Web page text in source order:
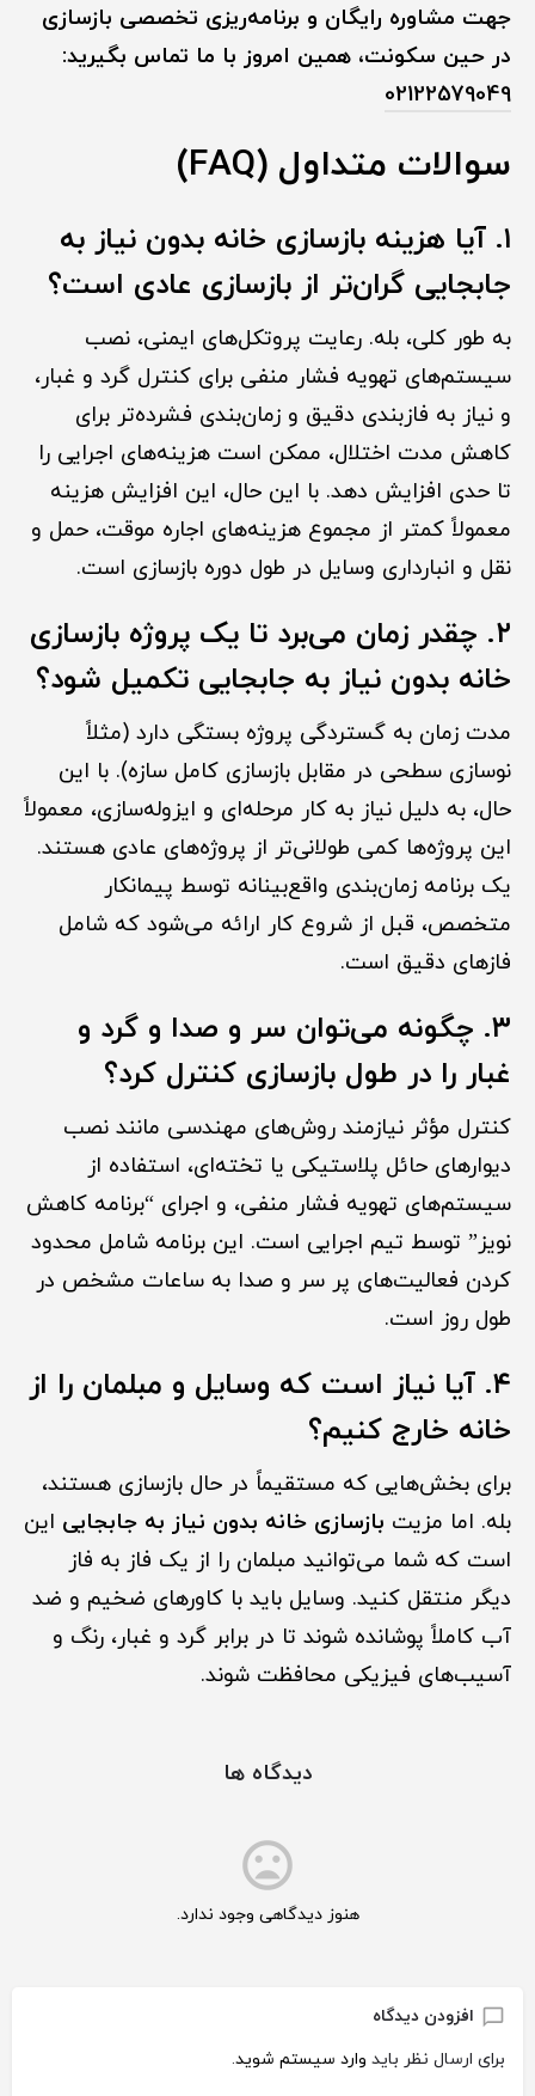
جهت مشاوره رایگان و برنامه‌ریزی تخصصی بازسازی
در حین سکونت، همین امروز با ما تماس بگیرید:
02122579049
سوالات متداول (FAQ)
۱. آیا هزینه بازسازی خانه بدون نیاز به
جابجایی گران‌تر از بازسازی عادی است؟
به طور کلی، بله. رعایت پروتکل‌های ایمنی، نصب
سیستم‌های تهویه فشار منفی برای کنترل گرد و غبار،
و نیاز به فازبندی دقیق و زمان‌بندی فشرده‌تر برای
کاهش مدت اختلال، ممکن است هزینه‌های اجرایی را
تا حدی افزایش دهد. با این حال، این افزایش هزینه
معمولاً کمتر از مجموع هزینه‌های اجاره موقت، حمل و
نقل و انبارداری وسایل در طول دوره بازسازی است.
۲. چقدر زمان می‌برد تا یک پروژه بازسازی
خانه بدون نیاز به جابجایی تکمیل شود؟
مدت زمان به گستردگی پروژه بستگی دارد (مثلاً
نوسازی سطحی در مقابل بازسازی کامل سازه). با این
حال، به دلیل نیاز به کار مرحله‌ای و ایزوله‌سازی، معمولاً
این پروژه‌ها کمی طولانی‌تر از پروژه‌های عادی هستند.
یک برنامه زمان‌بندی واقع‌بینانه توسط پیمانکار
متخصص، قبل از شروع کار ارائه می‌شود که شامل
فازهای دقیق است.
۳. چگونه می‌توان سر و صدا و گرد و
غبار را در طول بازسازی کنترل کرد؟
کنترل مؤثر نیازمند روش‌های مهندسی مانند نصب
دیوارهای حائل پلاستیکی یا تخته‌ای، استفاده از
سیستم‌های تهویه فشار منفی، و اجرای “برنامه کاهش
نویز” توسط تیم اجرایی است. این برنامه شامل محدود
کردن فعالیت‌های پر سر و صدا به ساعات مشخص در
طول روز است.
۴. آیا نیاز است که وسایل و مبلمان را از
خانه خارج کنیم؟
برای بخش‌هایی که مستقیماً در حال بازسازی هستند،
بله. اما مزیت بازسازی خانه بدون نیاز به جابجایی این
است که شما می‌توانید مبلمان را از یک فاز به فاز
دیگر منتقل کنید. وسایل باید با کاورهای ضخیم و ضد
آب کاملاً پوشانده شوند تا در برابر گرد و غبار، رنگ و
آسیب‌های فیزیکی محافظت شوند.
دیدگاه ها
هنوز دیدگاهی وجود ندارد.
افزودن دیدگاه
برای ارسال نظر باید وارد سیستم شوید.